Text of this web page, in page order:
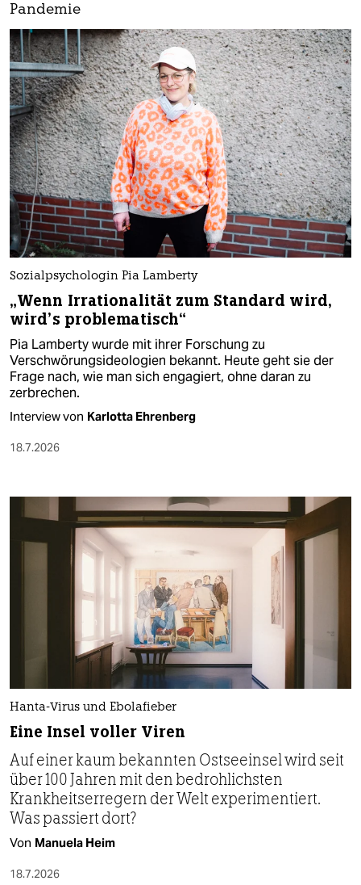
Pandemie
Sozialpsychologin Pia Lamberty
„Wenn Irrationalität zum Standard wird,
wird’s problematisch“
Pia Lamberty wurde mit ihrer Forschung zu
Verschwörungsideologien bekannt. Heute geht sie der
Frage nach, wie man sich engagiert, ohne daran zu
zerbrechen.
Interview von Karlotta Ehrenberg
18.7.2026
Hanta-Virus und Ebolafieber
Eine Insel voller Viren
Auf einer kaum bekannten Ostseeinsel wird seit
über 100 Jahren mit den bedrohlichsten
Krankheitserregern der Welt experimentiert.
Was passiert dort?
Von Manuela Heim
18.7.2026